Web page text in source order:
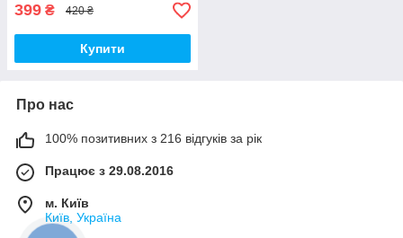
399 ₴ 420 ₴
Купити
Про нас
100% позитивних з 216 відгуків за рік
Працює з 29.08.2016
м. Київ
Київ, Україна